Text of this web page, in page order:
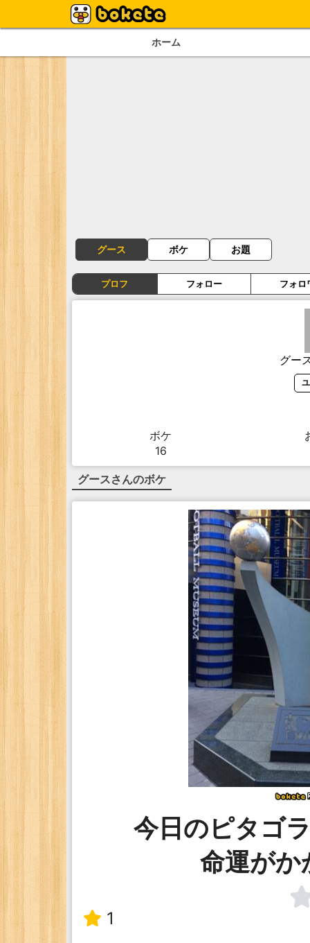
ホーム
グース ボケ お題
プロフ フォロー フォロ
グー
ボケ
16
グースさんのボケ
今日のピタゴ
命運がか
1